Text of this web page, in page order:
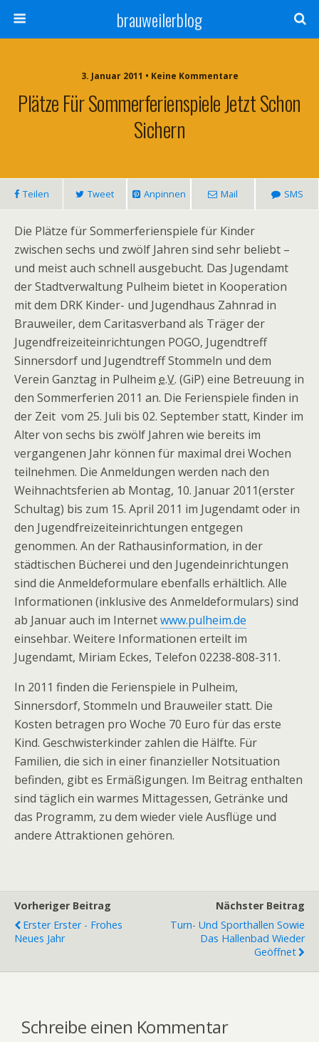
brauweilerblog
3. Januar 2011 • Keine Kommentare
Plätze Für Sommerferienspiele Jetzt Schon
Sichern
Teilen Tweet Anpinnen Mail SMS
Die Plätze für Sommerferienspiele für Kinder
zwischen sechs und zwölf Jahren sind sehr beliebt –
und meist auch schnell ausgebucht. Das Jugendamt
der Stadtverwaltung Pulheim bietet in Kooperation
mit dem DRK Kinder- und Jugendhaus Zahnrad in
Brauweiler, dem Caritasverband als Träger der
Jugendfreizeiteinrichtungen POGO, Jugendtreff
Sinnersdorf und Jugendtreff Stommeln und dem
Verein Ganztag in Pulheim e.V. (GiP) eine Betreuung in
den Sommerferien 2011 an. Die Ferienspiele finden in
der Zeit vom 25. Juli bis 02. September statt, Kinder im
Alter von sechs bis zwölf Jahren wie bereits im
vergangenen Jahr können für maximal drei Wochen
teilnehmen. Die Anmeldungen werden nach den
Weihnachtsferien ab Montag, 10. Januar 2011(erster
Schultag) bis zum 15. April 2011 im Jugendamt oder in
den Jugendfreizeiteinrichtungen entgegen
genommen. An der Rathausinformation, in der
städtischen Bücherei und den Jugendeinrichtungen
sind die Anmeldeformulare ebenfalls erhältlich. Alle
Informationen (inklusive des Anmeldeformulars) sind
ab Januar auch im Internetwww.pulheim.de
einsehbar. Weitere Informationen erteilt im
Jugendamt, Miriam Eckes, Telefon 02238-808-311.
In 2011 finden die Ferienspiele in Pulheim,
Sinnersdorf, Stommeln und Brauweiler statt. Die
Kosten betragen pro Woche 70 Euro für das erste
Kind. Geschwisterkinder zahlen die Hälfte. Für
Familien, die sich in einer finanzieller Notsituation
befinden, gibt es Ermäßigungen. Im Beitrag enthalten
sind täglich ein warmes Mittagessen, Getränke und
das Programm, zu dem wieder viele Ausflüge und
andere Attraktionen gehören.
Vorheriger Beitrag
Erster Erster - Frohes
Neues Jahr
Nächster Beitrag
Turn- Und Sporthallen Sowie
Das Hallenbad Wieder
Geöffnet
Schreibe einen Kommentar